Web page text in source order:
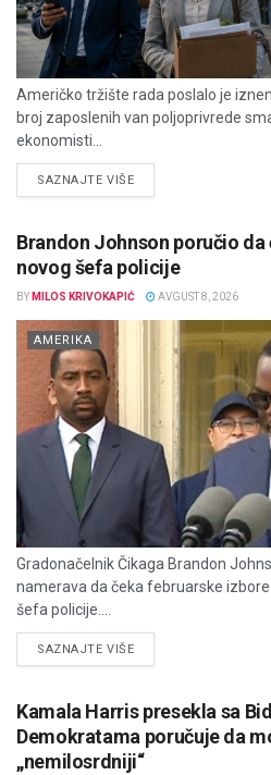
Američko tržište rada poslalo je
broj zaposlenih van poljoprivrede
ekonomisti...
SAZNAJTE VIŠEDETAILS
Brandon Johnson poručio da
novog šefa policije
BY MILOS KRIVOKAPIĆ AVGUST 8, 2026
AMERIKA
Gradonačelnik Čikaga Brandon
namerava da čeka februarske
šefa policije....
SAZNAJTE VIŠEDETAILS
Kamala Harris presekla sa
Demokratama poručuje da
„nemilosrdniji“